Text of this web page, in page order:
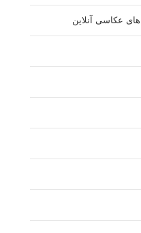
عکاسی آنلاین